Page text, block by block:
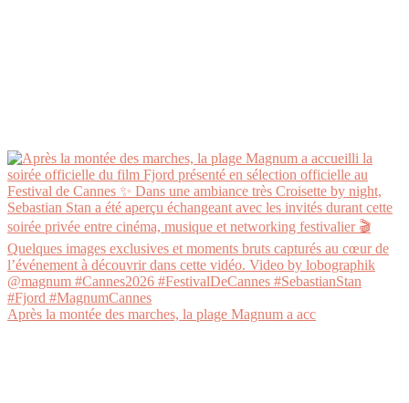
Après la montée des marches, la plage Magnum a acc